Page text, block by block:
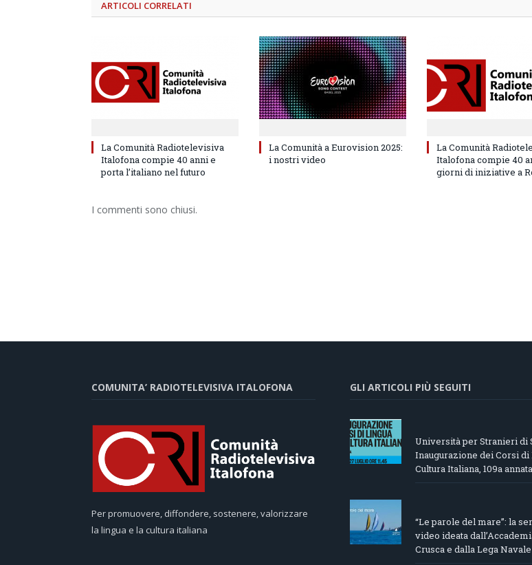
ARTICOLI CORRELATI
La Comunità Radiotelevisiva
Italofona compie 40 anni e
porta l’italiano nel futuro
La Comunità a Eurovision 2025:
i nostri video
La Comunità
Italofona compie 40
giorni di iniziative a
I commenti sono chiusi.
COMUNITA’ RADIOTELEVISIVA ITALOFONA
Per promuovere, diffondere, sostenere, valorizzare
la lingua e la cultura italiana
GLI ARTICOLI PIÙ SEGUITI
Università per Stranieri di
Inaugurazione dei Corsi di
Cultura Italiana, 109a annata
“Le parole del mare”: la
video ideata
Crusca e dalla Lega Navale